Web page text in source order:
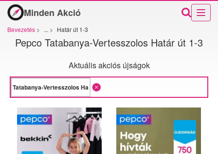
Minden Akció
Bevezetés > ... > Határ út 1-3
Pepco Tatabanya-Vertesszolos Határ út 1-3
Aktuális akciós újságok